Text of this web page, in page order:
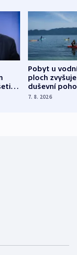
Pobyt u
ploch zvyšuje
duševní
ukázala
7. 8. 2026